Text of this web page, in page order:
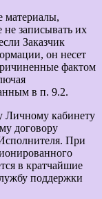
материалы,
не записывать их
Заказчик
он несет
фактом
в п. 9.2.
Личному кабинету
договору
При
в кратчайшие
поддержки